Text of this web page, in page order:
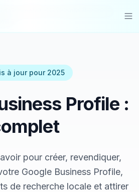
Sign In
Get Started
à jour pour 2025
Profile :
pour créer, revendiquer,
Google Business Profile,
de recherche locale et attirer